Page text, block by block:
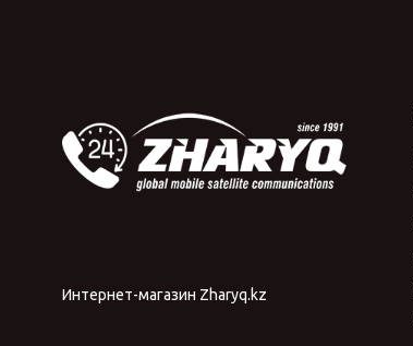
Интернет-магазин Zharyq.kz